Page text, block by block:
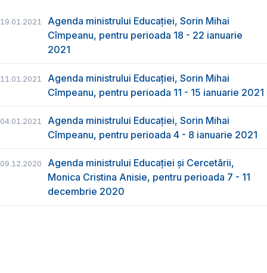
19.01.2021
Agenda ministrului Educației, Sorin Mihai
Cîmpeanu, pentru perioada 18 - 22 ianuarie
2021
11.01.2021
Agenda ministrului Educației, Sorin Mihai
Cîmpeanu, pentru perioada 11 - 15 ianuarie 2021
04.01.2021
Agenda ministrului Educației, Sorin Mihai
Cîmpeanu, pentru perioada 4 - 8 ianuarie 2021
09.12.2020
Agenda ministrului Educației și Cercetării,
Monica Cristina Anisie, pentru perioada 7 - 11
decembrie 2020